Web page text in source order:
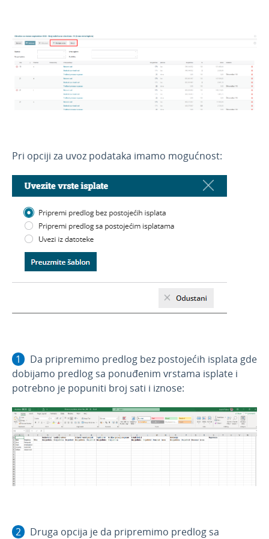
Maj 2021
April 2021
Mart 2021
Februar 2021
Novosti 2019
Korisnici i njihova prava
API - programska aplikacija
Webinar, e-book i blog
Pri opciji za uvoz podataka imamo mogućnost:
Da pripremimo predlog bez postojećih isplata gde
dobijamo predlog sa ponuđenim vrstama isplate i
potrebno je popuniti broj sati i iznose:
Druga opcija je da pripremimo predlog sa